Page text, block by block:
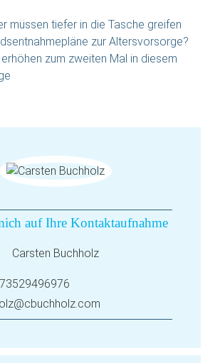
müssen tiefer in die Tasche greifen
zur Altersvorsorge?
zum zweiten Mal in diesem
auf Ihre Kontaktaufnahme
Carsten Buchholz